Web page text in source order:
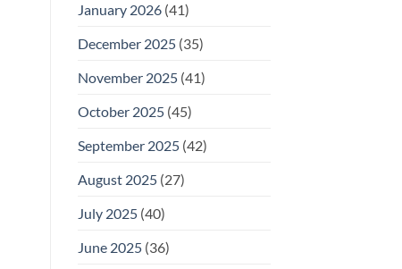
January 2026(41)
December 2025(35)
November 2025(41)
October 2025(45)
September 2025(42)
August 2025(27)
July 2025(40)
June 2025(36)